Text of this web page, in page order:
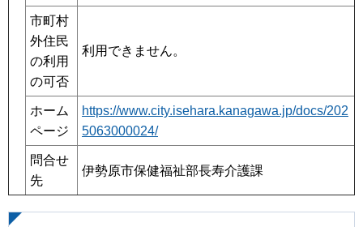
市町村
外住民
の利用
の可否
利用できません。
ホーム
ページ
https://www.city.isehara.kanagawa.jp/docs/202
5063000024/
問合せ
先
伊勢原市保健福祉部長寿介護課